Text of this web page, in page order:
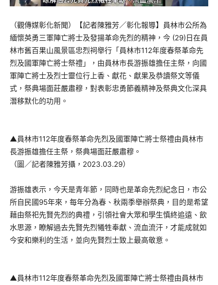
（觀傳媒彰化新聞）【記者陳雅芳／彰化報導】員林市公所為
緬懷英勇三軍陣亡將士及發揚革命先烈的精神，今 (29)日在員
林市舊百果山風景區忠烈祠舉行「員林市112年度春祭革命先
烈及國軍陣亡將士祭禮」，由員林市長游振雄擔任主祭，向國
軍陣亡將士及烈士靈位行上香、獻花、獻果及恭讀祭文等儀
式，祭典場面莊嚴肅穆，對表彰忠勇節義精神及祭典文化深具
潛移默化的功用。
▲員林市112年度春祭革命先烈及國軍陣亡將士祭禮由員林市
長游振雄擔任主祭，祭典場面莊嚴肅穆。
（圖／記者陳雅芳攝，2023.03.29）
游振雄表示，今天是青年節，同時也是革命先烈紀念日，市公
所自民國95年來，每年分為春、秋兩季舉辦祭典，目的是希望
藉由祭祀先賢先烈的典禮，引領社會大眾和學生慎終追遠、飲
水思源，瞭解過去先賢先烈犧牲奉獻、流血流汗，才能成就如
今安和樂利的生活，並向先賢烈士致上最高敬意。
▲員林市112年度春祭革命先烈及國軍陣亡將士祭禮由員林市